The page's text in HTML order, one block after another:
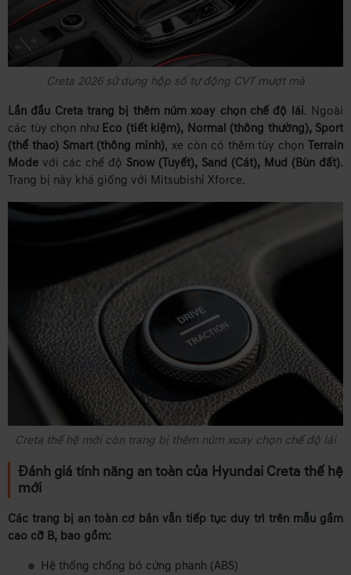
Creta 2026 sử dụng hộp số tự động CVT mượt mà
Lần đầu Creta trang bị thêm núm xoay chọn chế độ lái. Ngoài
các tùy chọn như Eco (tiết kiệm), Normal (thông thường), Sport
(thể thao) Smart (thông minh), xe còn có thêm tùy chọnTerrain
Mode với các chế độ Snow (Tuyết), Sand (Cát), Mud (Bùn đất).
Trang bị này khá giống với Mitsubishi Xforce.
Creta thế hệ mới còn trang bị thêm núm xoay chọn chế độ lái
Đánh giá tính năng an toàn của Hyundai Creta thế hệ
mới
Các trang bị an toàn cơ bản vẫn tiếp tục duy trì trên mẫu gầm
cao cỡ B, bao gồm:
Hệ thống chống bó cứng phanh (ABS)